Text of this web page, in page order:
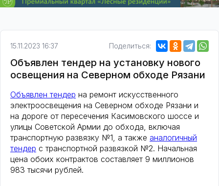
15.11.2023 16:37 Поделиться:
Объявлен тендер на установку нового
освещения на Северном обходе Рязани
Объявлен тендер на ремонт искусственного
электроосвещения на Северном обходе Рязани и
на дороге от пересечения Касимовского шоссе и
улицы Советской Армии до обхода, включая
транспортную развязку №1, а также аналогичный
тендер с транспортной развязкой №2. Начальная
цена обоих контрактов составляет 9 миллионов
983 тысячи рублей.